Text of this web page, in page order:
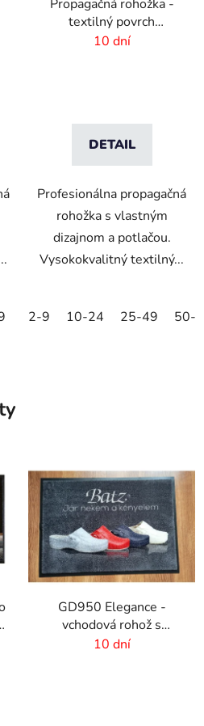
50-99 100-249 250-499
Propagačná rohožka -
textilný povrch
-60x40cm
10 dní
DETAIL
Profesionálna propagačná
rohožka s vlastným
dizajnom a potlačou.
Vysokokvalitný textilný...
2-9 10-24 25-49 50-
GD950 Elegance -
vchodová rohož s
digitálnou potlačou - 6
10 dní